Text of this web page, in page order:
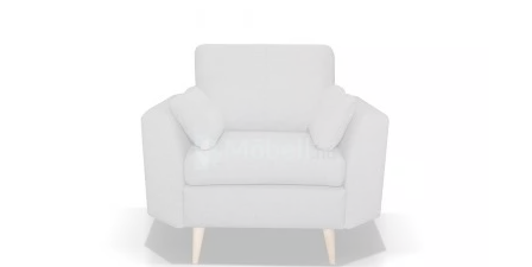
Külső méret: 56 x 56 cm
Ülőmagasság: 42 cm
A termék elemekre bontva, csomagot állapotban kerül